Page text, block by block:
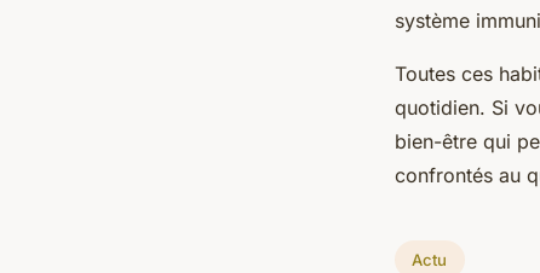
système
Toutes ces
quotidien. Si
bien-être qui
confrontés au
Actu